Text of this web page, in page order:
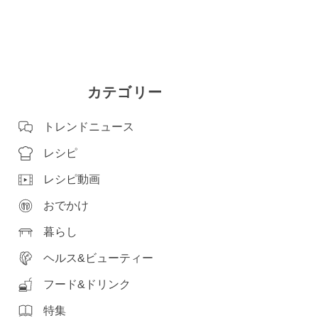
カテゴリー
トレンドニュース
レシピ
レシピ動画
おでかけ
暮らし
ヘルス&ビューティー
フード&ドリンク
特集